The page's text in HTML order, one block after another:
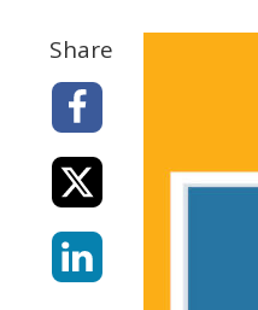
Share